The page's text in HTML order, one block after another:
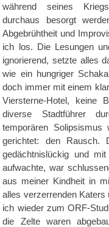
während seines
durchaus besorgt
Abgebrühtheit und
ich los. Die Lesungen
ignorierend, setzte alles
wie ein hungriger
doch immer mit einem
Viersterne-Hotel, keine
diverse Stadtführer
temporären
gerichtet: den Rausch.
gedächtnislückig und
aufwachte, war
aus meiner Kindheit in
alles verzerrenden Katers
ich wieder zum ORF-
die Zelte waren